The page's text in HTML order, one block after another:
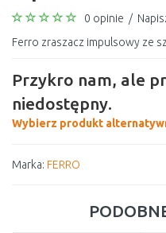
0 opinie /
Ferro zraszacz impulsowy ze
Przykro nam, ale
niedostępny.
Wybierz produkt
Marka: FERRO